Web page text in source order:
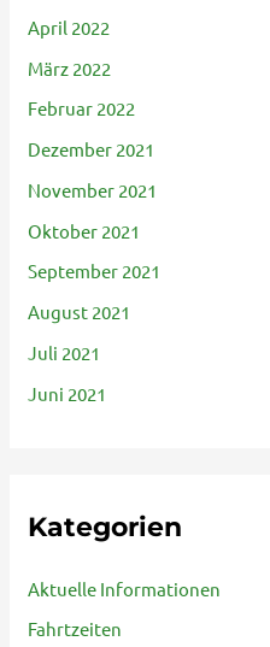
April 2022
März 2022
Februar 2022
Dezember 2021
November 2021
Oktober 2021
September 2021
August 2021
Juli 2021
Juni 2021
Kategorien
Aktuelle Informationen
Fahrtzeiten